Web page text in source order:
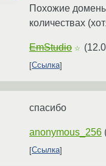
Похожие домены
количествах
EmStudio ☆ (
Ссылка
спасибо
anonymous_256
Ссылка